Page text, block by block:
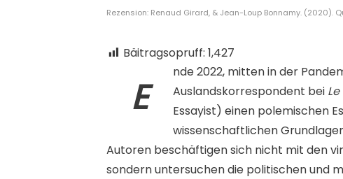
Rezension: Renaud Girard, & Jean-Loup Bonnamy.
Bäitragsopruff: 1,427
E
nde 2022, mitten in der
Auslandskorrespondent bei
Essayist) einen polemischen
wissenschaftlichen
Autoren beschäftigen sich nicht mit den
sondern untersuchen die politischen und